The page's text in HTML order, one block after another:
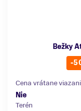
Bežky
-
Cena vrátane
Nie
Terén